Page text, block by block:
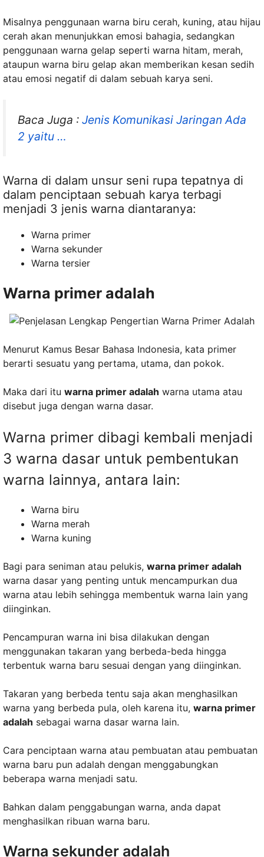
Misalnya penggunaan warna biru cerah, kuning, atau hijau
cerah akan menunjukkan emosi bahagia, sedangkan
penggunaan warna gelap seperti warna hitam, merah,
ataupun warna biru gelap akan memberikan kesan sedih
atau emosi negatif di dalam sebuah karya seni.
Baca Juga : Jenis Komunikasi Jaringan Ada
2 yaitu …
Warna di dalam unsur seni rupa tepatnya di
dalam penciptaan sebuah karya terbagi
menjadi 3 jenis warna diantaranya:
Warna primer
Warna sekunder
Warna tersier
Warna primer adalah
Menurut Kamus Besar Bahasa Indonesia, kata primer
berarti sesuatu yang pertama, utama, dan pokok.
Maka dari itu warna primer adalah warna utama atau
disebut juga dengan warna dasar.
Warna primer dibagi kembali menjadi
3 warna dasar untuk pembentukan
warna lainnya, antara lain:
Warna biru
Warna merah
Warna kuning
Bagi para seniman atau pelukis, warna primer adalah
warna dasar yang penting untuk mencampurkan dua
warna atau lebih sehingga membentuk warna lain yang
diinginkan.
Pencampuran warna ini bisa dilakukan dengan
menggunakan takaran yang berbeda-beda hingga
terbentuk warna baru sesuai dengan yang diinginkan.
Takaran yang berbeda tentu saja akan menghasilkan
warna yang berbeda pula, oleh karena itu, warna primer
adalah sebagai warna dasar warna lain.
Cara penciptaan warna atau pembuatan atau pembuatan
warna baru pun adalah dengan menggabungkan
beberapa warna menjadi satu.
Bahkan dalam penggabungan warna, anda dapat
menghasilkan ribuan warna baru.
Warna sekunder adalah